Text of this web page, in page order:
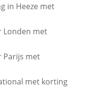
in Heeze met
Londen met
Parijs met
met korting